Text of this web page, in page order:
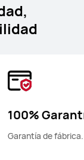
100%
Garantía de fábrica.